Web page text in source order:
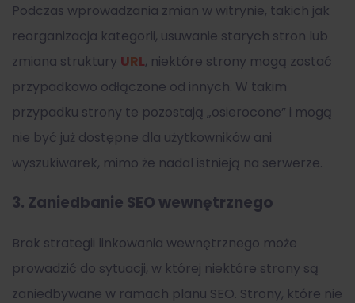
Podczas wprowadzania zmian w witrynie, takich jak
reorganizacja kategorii, usuwanie starych stron lub
zmiana struktury URL, niektóre strony mogą zostać
przypadkowo odłączone od innych. W takim
przypadku strony te pozostają „osierocone” i mogą
nie być już dostępne dla użytkowników ani
wyszukiwarek, mimo że nadal istnieją na serwerze.
3. Zaniedbanie SEO wewnętrznego
Brak strategii linkowania wewnętrznego może
prowadzić do sytuacji, w której niektóre strony są
zaniedbywane w ramach planu SEO. Strony, które nie